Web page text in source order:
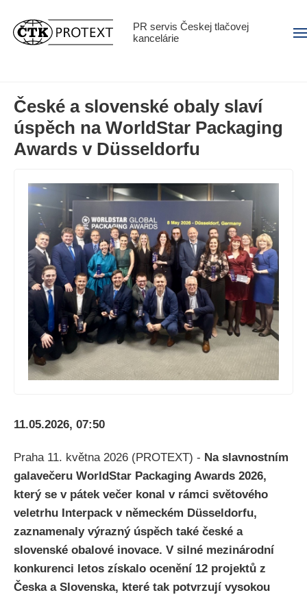
PR servis Českej tlačovej
kancelárie
České a slovenské obaly slaví
úspěch na WorldStar Packaging
Awards v Düsseldorfu
11.05.2026, 07:50
Praha 11. května 2026 (PROTEXT) - Na slavnostním
galavečeru WorldStar Packaging Awards 2026,
který se v pátek večer konal v rámci světového
veletrhu Interpack v německém Düsseldorfu,
zaznamenaly výrazný úspěch také české a
slovenské obalové inovace. V silné mezinárodní
konkurenci letos získalo ocenění 12 projektů z
Česka a Slovenska, které tak potvrzují vysokou